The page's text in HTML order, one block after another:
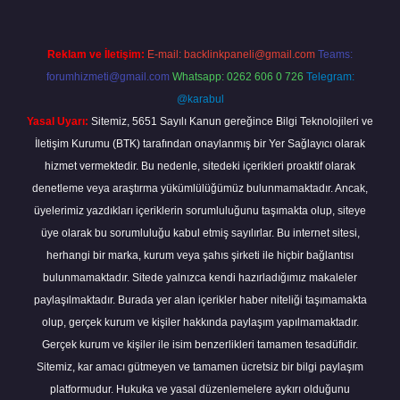
Reklam ve İletişim: E-mail: backlinkpaneli@gmail.com Teams:
forumhizmeti@gmail.com Whatsapp: 0262 606 0 726 Telegram:
@karabul
Yasal Uyarı: Sitemiz, 5651 Sayılı Kanun gereğince Bilgi Teknolojileri ve
İletişim Kurumu (BTK) tarafından onaylanmış bir Yer Sağlayıcı olarak
hizmet vermektedir. Bu nedenle, sitedeki içerikleri proaktif olarak
denetleme veya araştırma yükümlülüğümüz bulunmamaktadır. Ancak,
üyelerimiz yazdıkları içeriklerin sorumluluğunu taşımakta olup, siteye
üye olarak bu sorumluluğu kabul etmiş sayılırlar. Bu internet sitesi,
herhangi bir marka, kurum veya şahıs şirketi ile hiçbir bağlantısı
bulunmamaktadır. Sitede yalnızca kendi hazırladığımız makaleler
paylaşılmaktadır. Burada yer alan içerikler haber niteliği taşımamakta
olup, gerçek kurum ve kişiler hakkında paylaşım yapılmamaktadır.
Gerçek kurum ve kişiler ile isim benzerlikleri tamamen tesadüfidir.
Sitemiz, kar amacı gütmeyen ve tamamen ücretsiz bir bilgi paylaşım
platformudur. Hukuka ve yasal düzenlemelere aykırı olduğunu